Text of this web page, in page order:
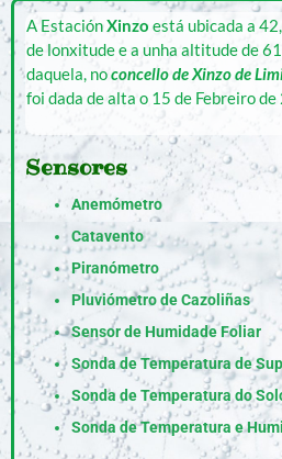
A EstaciónXinzo está ubicada a
de lonxitude e a unha altitude de
daquela, noconcello de Xinzo de
foi dada de alta o 15 de Febreiro
Sensores
Anemómetro
Catavento
Piranómetro
Pluviómetro de Cazoliñas
Sensor de Humidade Foliar
Sonda de Temperatura de
Sonda de Temperatura do
Sonda de Temperatura e